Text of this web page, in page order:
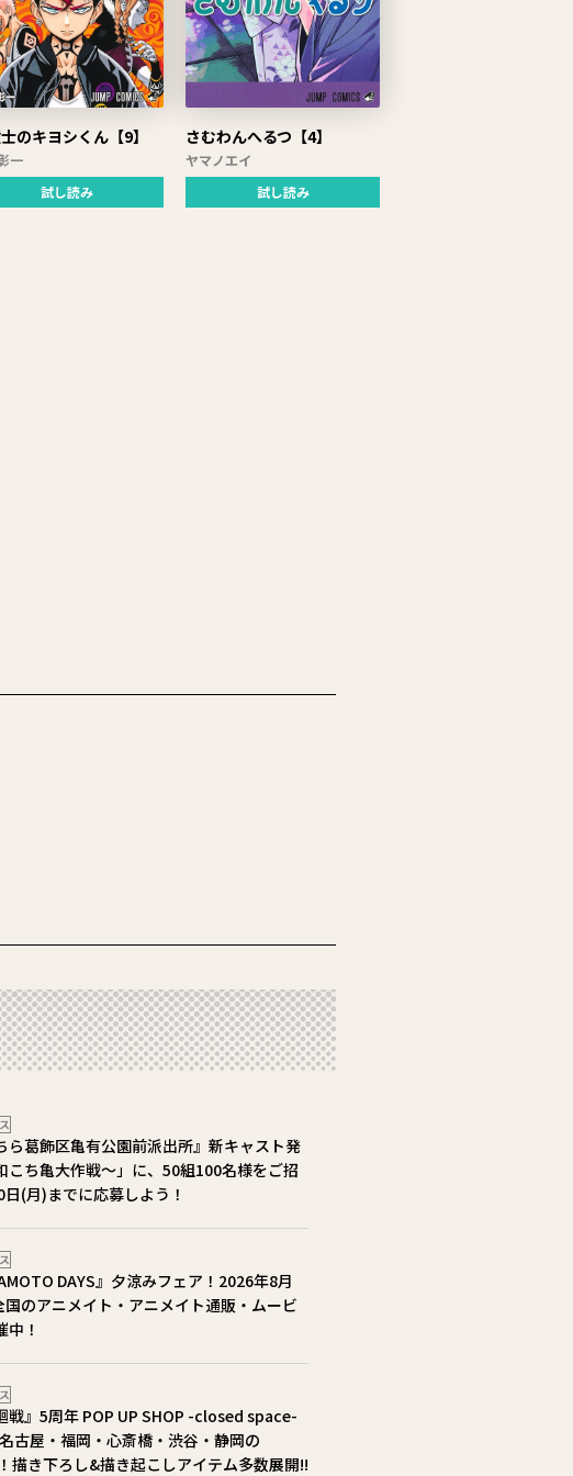
のキヨシくん【9】
一
試し読み
さむわんへるつ【4】
ヤマノエイ
試し読み
ら葛飾区亀有公園前派出所』新キャスト発
こち亀大作戦～」に、50組100名様をご招
(月)までに応募しよう！
DAYS』夕涼みフェア！2026年8月
のアニメイト・アニメイト通販・ムービ
！
戦』5周年 POP UP SHOP -closed space-
古屋・福岡・心斎橋・渋谷・静岡の
描き下ろし&描き起こしアイテム多数展開!!